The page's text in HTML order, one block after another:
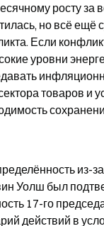
росту за
но всё
Если
уровни
товаров и
из-
Уолш был
17-го
действий в